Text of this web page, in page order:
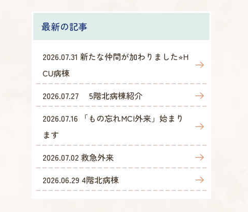
最新の記事
2026.07.31 新たな仲間が加わりました⭐︎H
CU病棟
2026.07.27
5階北病棟紹介
2026.07.16
「もの忘れMCI外来」始まり
ます
2026.07.02 救急外来
2026.06.29 4階北病棟